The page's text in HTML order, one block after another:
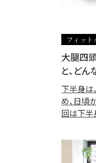
フィット
大腿四
と、どん
下半身は
め、日頃
回は下